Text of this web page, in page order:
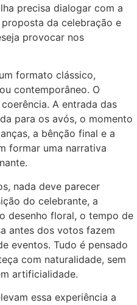
precisa dialogar com a
da celebração e
provocar nos
formato clássico,
contemporâneo. O
A entrada das
para os avós, o momento
a bênção final e a
formar uma narrativa
nada deve parecer
do celebrante, a
desenho floral, o tempo de
antes dos votos fazem
eventos. Tudo é pensado
com naturalidade, sem
artificialidade.
essa experiência a